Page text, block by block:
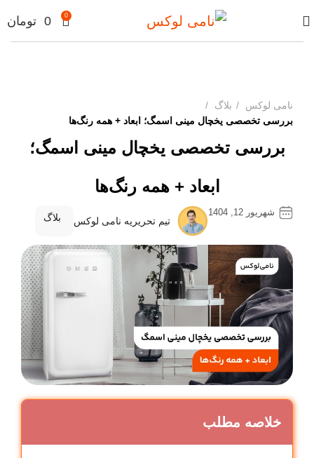
0
0 تومان
نامی لوکس
بلاگ
بررسی تخصصی یخچال مینی اسمگ؛ ابعاد + همه رنگ‌ها
بررسی تخصصی یخچال مینی اسمگ؛
ابعاد + همه رنگ‌ها
شهریور 12, 1404
تیم تحریریه نامی لوکس بلاگ
خلاصه مطلب